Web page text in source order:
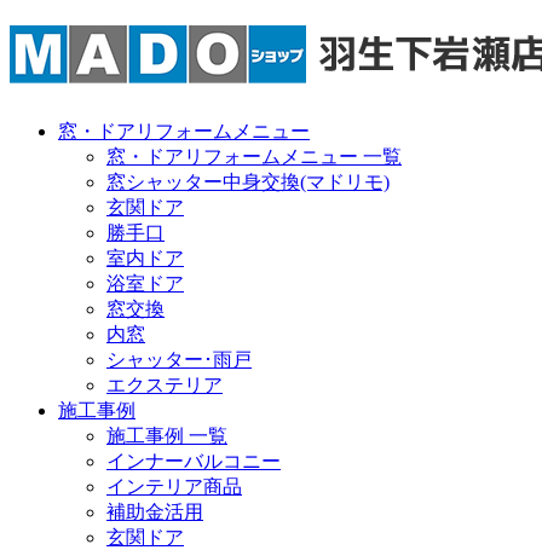
窓・ドアリフォームメニュー
窓・ドアリフォームメニュー 一覧
窓シャッター中身交換(マドリモ)
玄関ドア
勝手口
室内ドア
浴室ドア
窓交換
内窓
シャッター･雨戸
エクステリア
施工事例
施工事例 一覧
インナーバルコニー
インテリア商品
補助金活用
玄関ドア